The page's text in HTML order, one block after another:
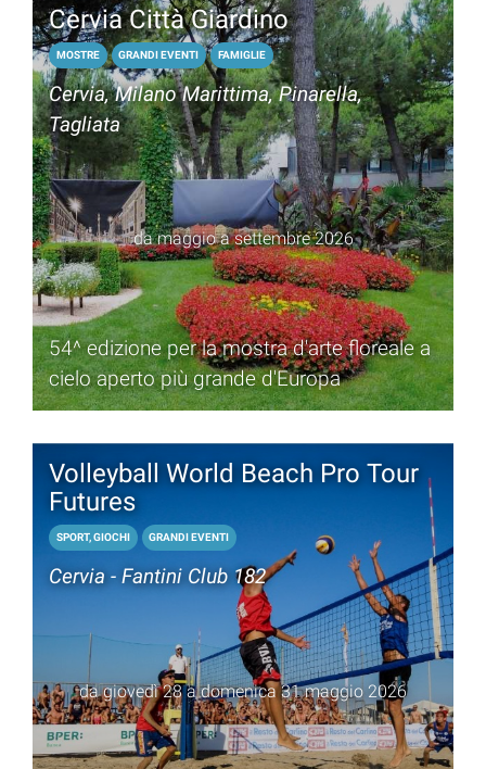
Cervia Città Giardino
MOSTRE GRANDI EVENTI FAMIGLIE
Cervia, Milano Marittima, Pinarella,
Tagliata
da maggio a settembre 2026
54^ edizione per la mostra d'arte floreale a
cielo aperto più grande d'Europa
Volleyball World Beach Pro Tour
Futures
SPORT, GIOCHI GRANDI EVENTI
Cervia - Fantini Club 182
da giovedì 28 a domenica 31 maggio 2026